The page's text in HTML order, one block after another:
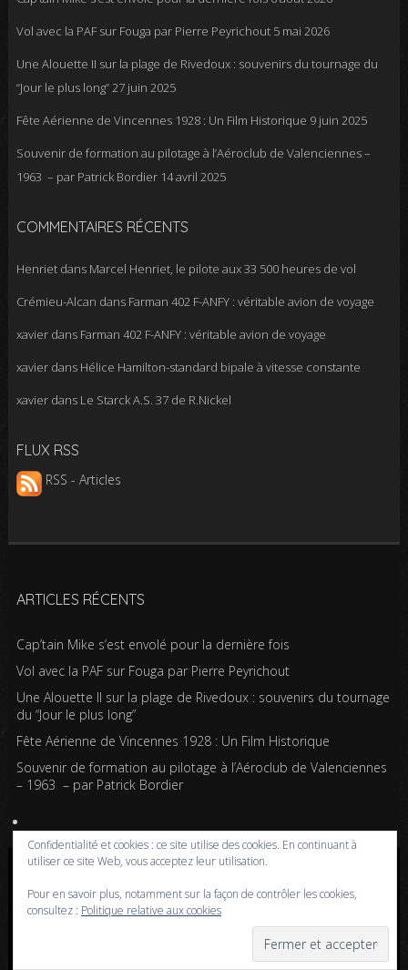
Vol avec la PAF sur Fouga par Pierre Peyrichout 5 mai 2026
Une Alouette II sur la plage de Rivedoux : souvenirs du tournage du
“Jour le plus long”27 juin 2025
Fête Aérienne de Vincennes 1928 : Un Film Historique 9 juin 2025
Souvenir de formation au pilotage à l’Aéroclub de Valenciennes –
1963 – par Patrick Bordier 14 avril 2025
COMMENTAIRES RÉCENTS
Henrietdans Marcel Henriet, le pilote aux 33 500 heures de vol
Crémieu-Alcan dans Farman 402 F-ANFY : véritable avion de voyage
xavierdans Farman 402 F-ANFY : véritable avion de voyage
xavierdans Hélice Hamilton-standard bipale à vitesse constante
xavierdans Le Starck A.S. 37 de R.Nickel
FLUX RSS
RSS - Articles
ARTICLES RÉCENTS
Cap’tain Mike s’est envolé pour la dernière fois
Vol avec la PAF sur Fouga par Pierre Peyrichout
Une Alouette II sur la plage de Rivedoux : souvenirs du tournage
du “Jour le plus long”
Fête Aérienne de Vincennes 1928 : Un Film Historique
Souvenir de formation au pilotage à l’Aéroclub de Valenciennes
– 1963 – par Patrick Bordier
Iceable Themes
Histoires de l’aviation
Contrôle aérien
Politique de confidentialité
Confidentialité et cookies : ce site utilise des cookies. En continuant à
utiliser ce site Web, vous acceptez leur utilisation.
Pour en savoir plus, notamment sur la façon de contrôler les cookies,
consultez : Politique relative aux cookies